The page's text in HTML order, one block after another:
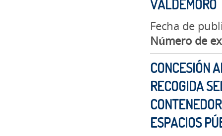
VALDEMORO
Fecha de
Número de
CONCESIÓN
RECOGIDA
ESPACIOS